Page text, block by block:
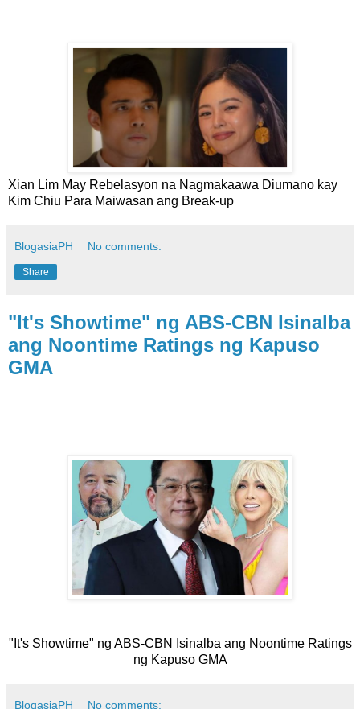
Xian Lim May Rebelasyon na Nagmakaawa Diumano kay
Kim Chiu Para Maiwasan ang Break-up
BlogasiaPH No comments:
Share
"It's Showtime" ng ABS-CBN Isinalba
ang Noontime Ratings ng Kapuso
GMA
"It's Showtime" ng ABS-CBN Isinalba ang Noontime Ratings
ng Kapuso GMA
BlogasiaPH No comments: